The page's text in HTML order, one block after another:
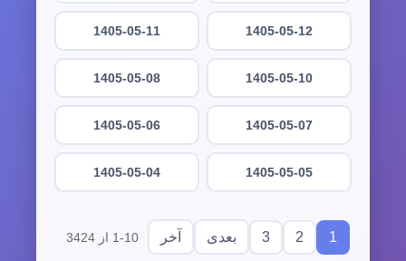
1405-05-12
1405-05-11
1405-05-10
1405-05-08
1405-05-07
1405-05-06
1405-05-05
1405-05-04
1
2
3 بعدی آخر 1-10 از 3424